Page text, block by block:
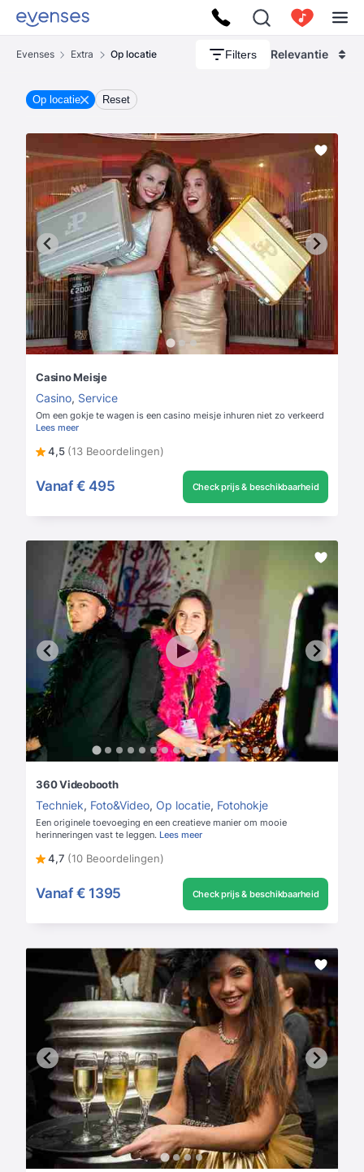
Evenses Extra Op locatie Filters Relevantie
Op locatie Reset
Casino Meisje
Casino, Service
Om een gokje te wagen is een casino meisje inhuren niet zo verkeerd
Lees meer
4,5 (13 Beoordelingen)
Vanaf € 495 Check prijs & beschikbaarheid
360 Videobooth
Techniek, Foto&Video, Op locatie, Fotohokje
Een originele toevoeging en een creatieve manier om mooie
herinneringen vast te leggen. Lees meer
4,7 (10 Beoordelingen)
Vanaf € 1395 Check prijs & beschikbaarheid